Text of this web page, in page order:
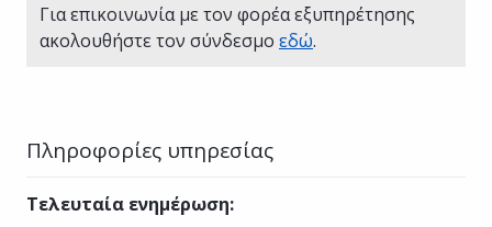
Για επικοινωνία με τον φορέα εξυπηρέτησης
ακολουθήστε τον σύνδεσμο εδώ.
Πληροφορίες υπηρεσίας
Τελευταία ενημέρωση: